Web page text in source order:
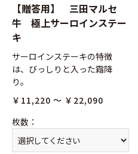
【贈答用】 三田マルセ
牛 極上サーロインステー
キ
サーロインステーキの特徴
は、びっしりと入った霜降
り。
￥11,220 ～ ￥22,090
枚数 ：